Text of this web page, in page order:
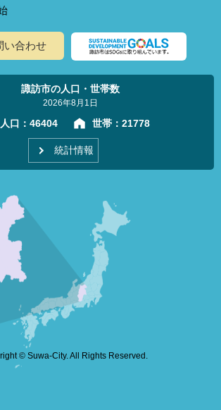
い合わせ
諏訪市の人口・世帯数
2026年8月1日
人口： 46404 世帯： 21778
統計情報
© Suwa-City. All Rights Reserved.